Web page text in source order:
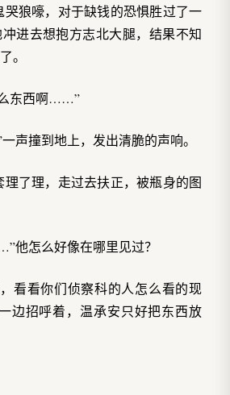
哭狼嚎，对于缺钱的恐惧胜过了一
进去想抱方志北大腿，结果不知
。
东西啊……”
声撞到地上，发出清脆的声响。
理了理，走过去扶正，被瓶身的图
他怎么好像在哪里见过？
看看你们侦察科的人怎么看的现
边招呼着，温承安只好把东西放